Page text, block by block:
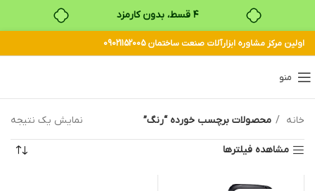
۴ قسط، بدون کارمزد
بدون ضامن، بدون سود
اولین مرکز مشاوره ابزارآلات صنعت ساختمان 09021152005
منو
خانه محصولات برچسب خورده “رنگ” نمایش یک نتیجه
مشاهده فیلترها